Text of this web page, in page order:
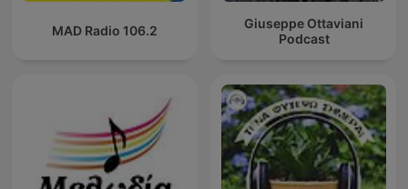
MAD Radio 106.2
Giuseppe Ottaviani
Podcast